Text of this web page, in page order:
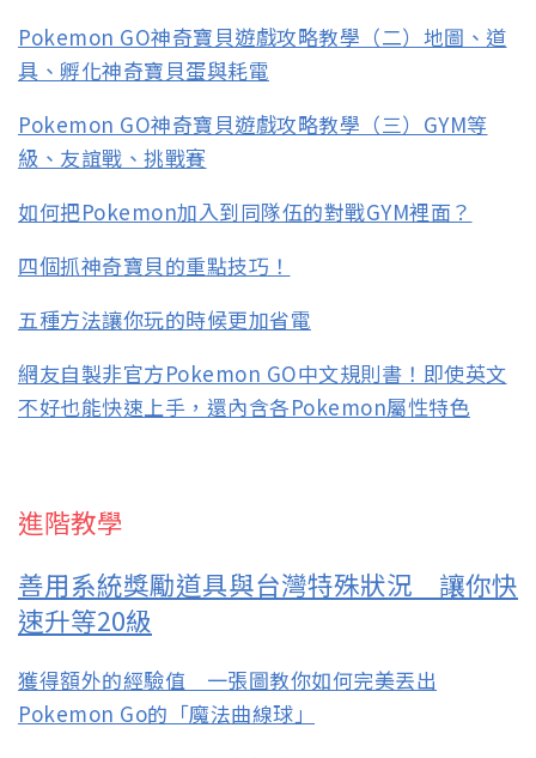
Pokemon GO神奇寶貝遊戲攻略教學（二）地圖、道
具、孵化神奇寶貝蛋與耗電
Pokemon GO神奇寶貝遊戲攻略教學（三）GYM等
級、友誼戰、挑戰賽
如何把Pokemon加入到同隊伍的對戰GYM裡面？
四個抓神奇寶貝的重點技巧！
五種方法讓你玩的時候更加省電
網友自製非官方Pokemon GO中文規則書！即使英文
不好也能快速上手，還內含各Pokemon屬性特色
進階教學
善用系統獎勵道具與台灣特殊狀況 讓你快
速升等20級
獲得額外的經驗值 一張圖教你如何完美丟出
Pokemon Go的「魔法曲線球」